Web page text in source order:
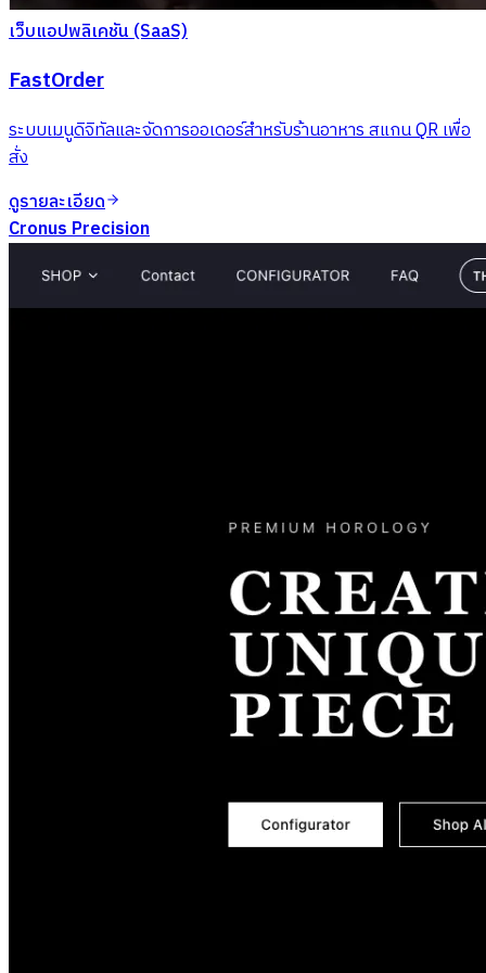
เว็บแอปพลิเคชัน (SaaS)
FastOrder
ระบบเมนูดิจิทัลและจัดการออเดอร์สำหรับร้านอาหาร สแกน QR เพื่อ
สั่ง
ดูรายละเอียด
Cronus Precision